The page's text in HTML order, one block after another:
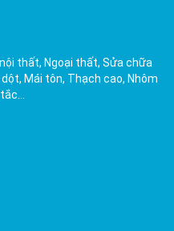
thất, Ngoại thất, Sửa chữa
Mái tôn, Thạch cao, Nhôm